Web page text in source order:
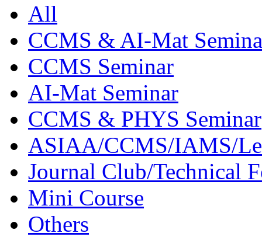
All
CCMS & AI-Mat
CCMS Seminar
AI-Mat Seminar
CCMS & PHYS Seminar
ASIAA/CCMS/IAMS/
Journal Club/Technical
Mini Course
Others